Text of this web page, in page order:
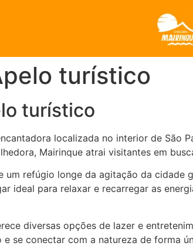
turístico
turístico
localizada no interior de São
Mairinque atrai visitantes em
um refúgio longe da agitação da cidade
ideal para relaxar e recarregar as
diversas opções de lazer e
se conectar com a natureza de forma